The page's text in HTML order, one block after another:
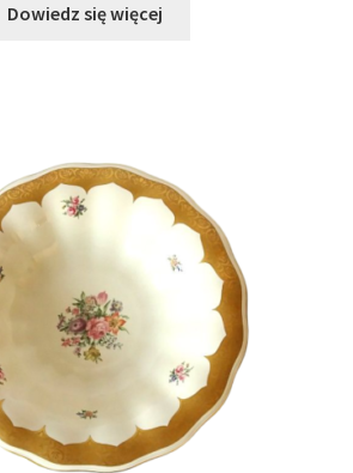
Dowiedz się więcej